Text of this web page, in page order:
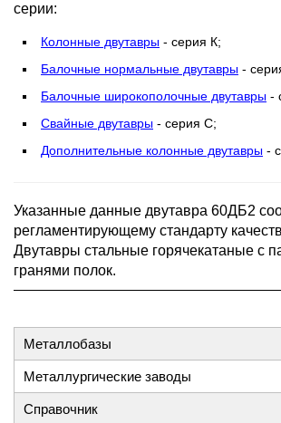
серии:
Колонные двутавры - серия К;
Балочные нормальные двутавры -
Балочные широкополочные двутавры -
Свайные двутавры - серия С;
Дополнительные колонные двутавры -
Указанные данные двутавра 60ДБ2
регламентирующему стандарту
Двутавры стальные горячекатаные с
гранями полок.
Металлобазы
Металлургические заводы
Справочник